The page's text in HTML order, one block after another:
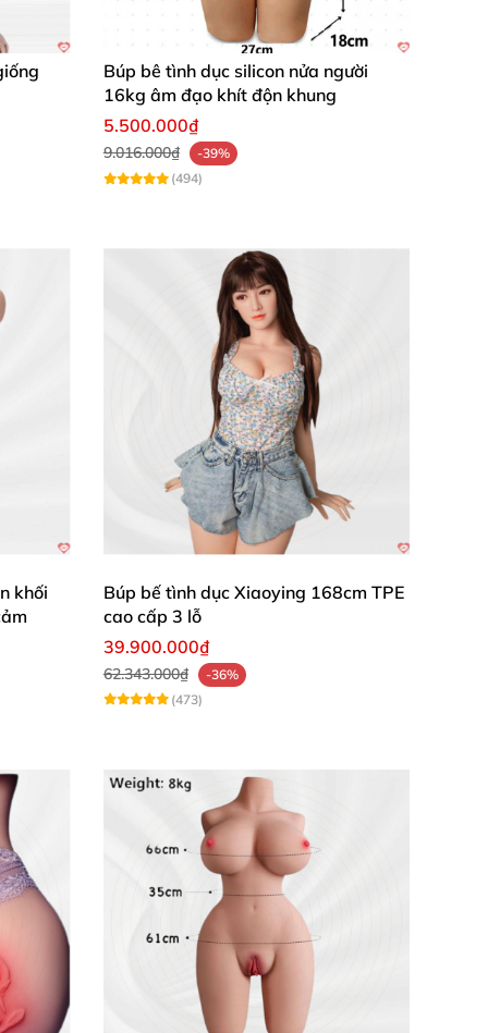
nhẹ, tối ưu cho trải nghiệm riêng tư đỉnh
bạn say mê ngay từ lần đầu chạm vào.
kích ứng. Màu da được phối tinh tế, giống
Những bộ phận quan trọng như vòng 1
nghiệm thủ dâm đầy khoái lạc và thăng
Búp bê tình dục silicon nửa người
16kg âm đạo khít độn khung
5.500.000₫
9.016.000₫
-39%
(494)
khối
Búp bế tình dục Xiaoying 168cm TPE
cao cấp 3 lỗ
39.900.000₫
62.343.000₫
-36%
(473)